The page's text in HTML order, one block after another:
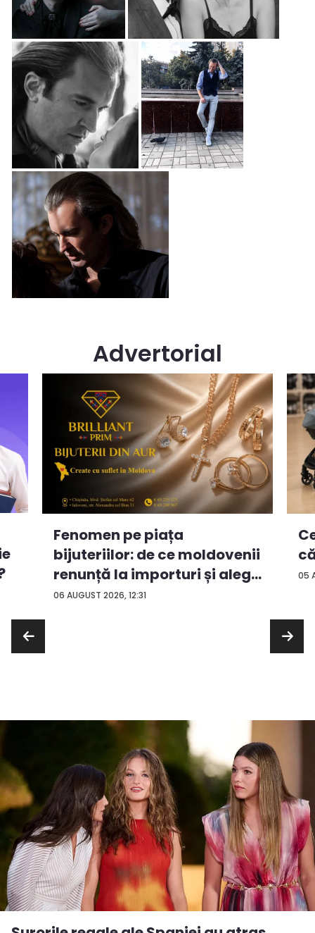
Advertorial
06 AUGUST 2026, 12:31
Fenomen pe piața
bijuteriilor: de ce moldovenii
renunță la importuri și aleg
...
05